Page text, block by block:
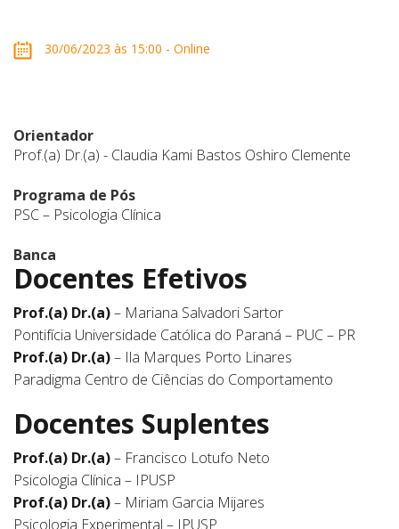
30/06/2023 às 15:00 - Online
Orientador
Prof.(a) Dr.(a) - Claudia Kami Bastos Oshiro Clemente
Programa de Pós
PSC – Psicologia Clínica
Banca
Docentes Efetivos
Prof.(a) Dr.(a)– Mariana Salvadori Sartor
Pontifícia Universidade Católica do Paraná – PUC – PR
Prof.(a) Dr.(a)– Ila Marques Porto Linares
Paradigma Centro de Ciências do Comportamento
Docentes Suplentes
Prof.(a) Dr.(a)– Francisco Lotufo Neto
Psicologia Clínica – IPUSP
Prof.(a) Dr.(a)– Miriam Garcia Mijares
Psicologia Experimental – IPUSP